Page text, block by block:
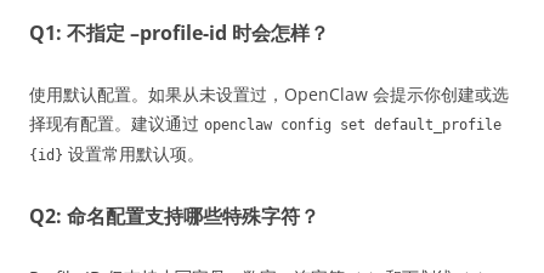
Q1: 不指定 –profile-id 时会怎样？
使用默认配置。如果从未设置过，OpenClaw 会提示你创建或选
择现有配置。建议通过 openclaw config set default_profile
{id} 设置常用默认项。
Q2: 命名配置支持哪些特殊字符？